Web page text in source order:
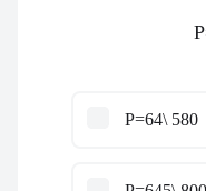
P=64\ 580